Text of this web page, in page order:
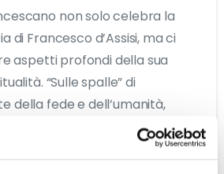
non solo celebra la
di Francesco d’Assisi, ma ci
aspetti profondi della sua
“Sulle spalle” di
della fede e dell’umanità,
prospettive francescane e